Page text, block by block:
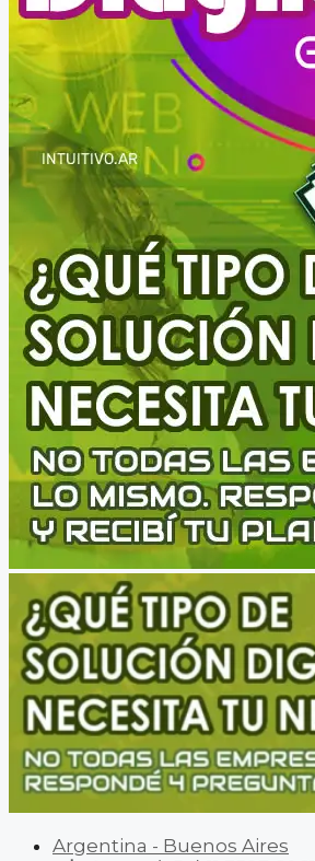
Argentina - Buenos Aires